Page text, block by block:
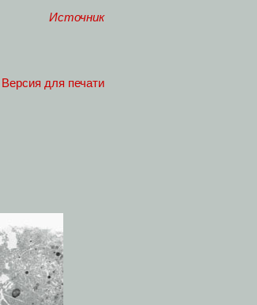
Источник
Версия для печати